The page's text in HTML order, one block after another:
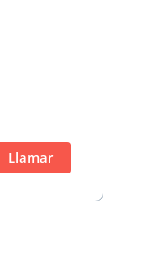
Llamar